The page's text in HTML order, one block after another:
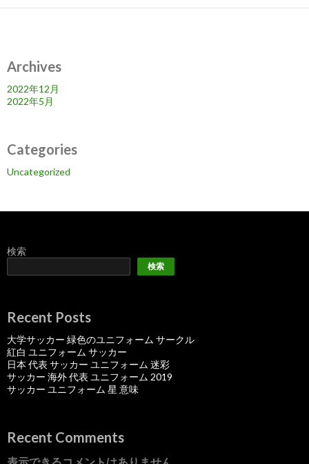
Archives
2022年12月
2022年5月
Categories
Uncategorized
検索
検索
Recent Posts
大学サッカー 緑色のユニフォーム サークル
紅白 ユニフォーム サッカー
日本 代表 サッカー ユニフォーム 迷彩
サッカー 海外 代表 ユニフォーム 2019
サッカー ユニフォーム 星 意味
Recent Comments